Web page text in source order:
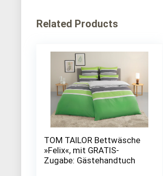
Related Products
TOM TAILOR Bettwäsche
»Felix«, mit GRATIS-
Zugabe: Gästehandtuch